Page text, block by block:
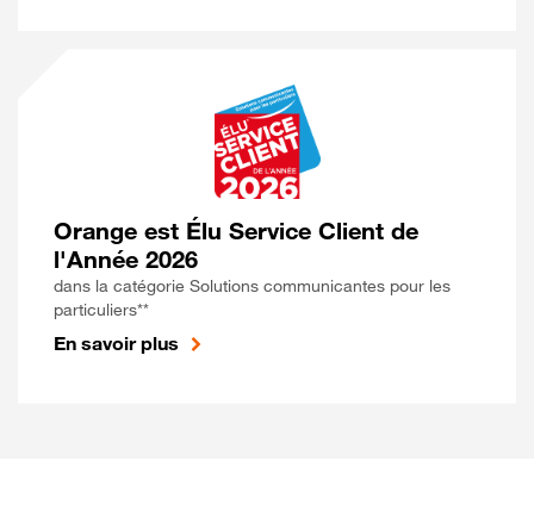
Orange est Élu Service Client de
l'Année 2026
dans la catégorie Solutions communicantes pour les
particuliers**
En savoir plus